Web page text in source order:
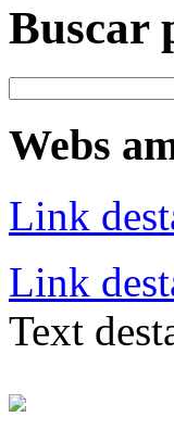
Buscar
Webs
Link
Link
Text